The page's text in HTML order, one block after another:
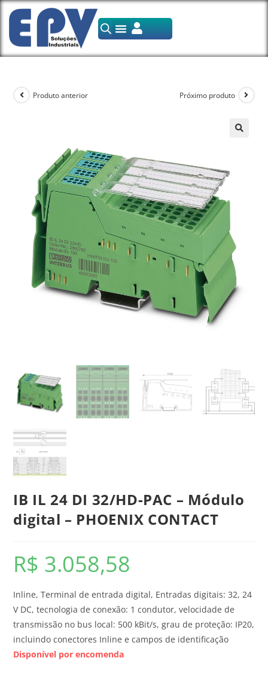
Produto anterior Próximo produto
IB IL 24 DI 32/HD-PAC – Módulo
digital – PHOENIX CONTACT
R$ 3.058,58
Inline, Terminal de entrada digital, Entradas digitais: 32, 24
V DC, tecnologia de conexão: 1 condutor, velocidade de
transmissão no bus local: 500 kBit/s, grau de proteção: IP20,
incluindo conectores Inline e campos de identificação
Disponível por encomenda